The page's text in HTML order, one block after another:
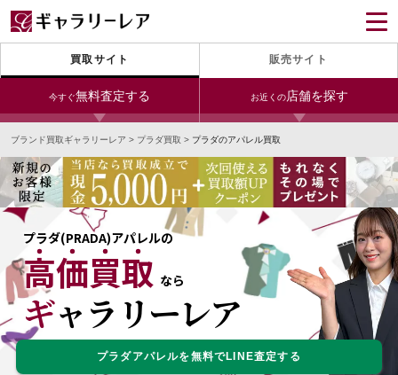
買取サイト 販売サイト
今すぐ無料査定する お近くの店舗を探す
今すぐLINE査定
24時間受付（対応時間10:00～19:00）
宅配買取を申し込む
無料の宅配キットをお届けします
今すぐ電話査定
受付時間 10:00～19:00
宅配買取を申し込む
無料の宅配キットをお届けします
ブランド買取ギャラリーレア > プラダ買取 > プラダのアパレル買取
プラダ(PRADA)アパレルの
高価買取 なら
ギャラリーレア
プラダアパレルを無料でLINE査定する